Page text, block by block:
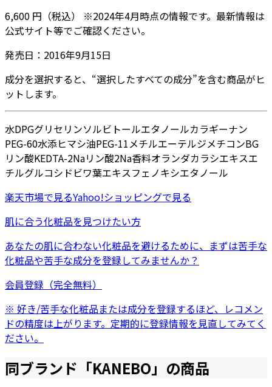
6,600 円 （税込） ※2024年4月時点の情報です。最新情報は
公式サイト等でご確認ください。
発売日： 2016年9月15日
成分を選択すると、“選択したすべての成分”を含む商品がヒ
ットします。
水DPGグリセリンソルビトールエタノールカラギーナン
PEG-60水添ヒマシ油PEG-11メチルエーテルジメチコンBG
リン酸KEDTA-2Naリン酸2Na香料オランダカラシエキスエ
チルグルコシド ビワ葉エキスフェノキシエタノール
楽天市場で見るYahoo!ショッピングで見る
肌に合う化粧品を見つけたい方
あなたの肌に合わない化粧品を避けるために、まずは苦手な
化粧品や苦手な成分を登録してみませんか？
会員登録（完全無料）
※ 好き/苦手な化粧品または成分を登録するほど、レコメン
ドの精度は上がります。定期的に登録情報を見直してみてく
ださい。
同ブランド「KANEBO」の商品